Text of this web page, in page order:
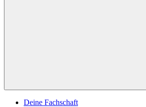
Deine Fachschaft